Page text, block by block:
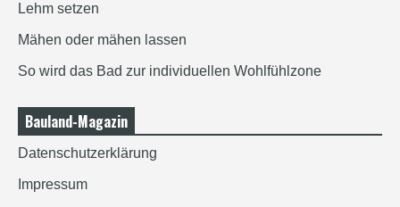
Lehm setzen
Mähen oder mähen lassen
So wird das Bad zur individuellen Wohlfühlzone
Bauland-Magazin
Datenschutzerklärung
Impressum